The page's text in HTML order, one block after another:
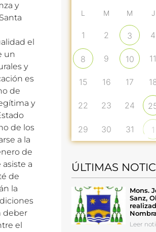
y
el
un
y
es
de
y
de los
a la
de
a
de
la
deber
el
L M M J
1 2 3 4
8 9 10 11
15 16 17
22 23 24
29 30 31 1
ÚLTIMAS
Mons.
Sanz,
Leer